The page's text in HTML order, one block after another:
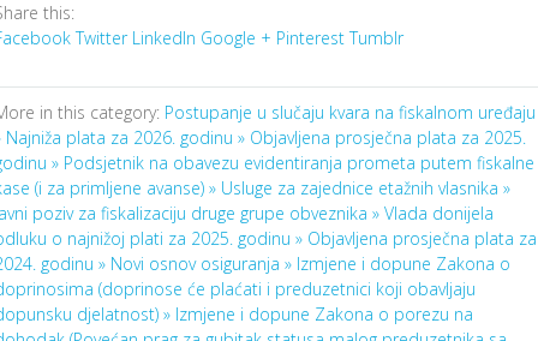
this:
Twitter LinkedIn Google + Pinterest Tumblr
in this category: Postupanje u slučaju kvara na fiskalnom uređaju
Najniža plata za 2026. godinu » Objavljena prosječna plata za 2025.
» Podsjetnik na obavezu evidentiranja prometa putem fiskalne
(i za primljene avanse) » Usluge za zajednice etažnih vlasnika »
poziv za fiskalizaciju druge grupe obveznika » Vlada donijela
o najnižoj plati za 2025. godinu » Objavljena prosječna plata za
godinu » Novi osnov osiguranja » Izmjene i dopune Zakona o
(doprinose će plaćati i preduzetnici koji obavljaju
djelatnost) » Izmjene i dopune Zakona o porezu na